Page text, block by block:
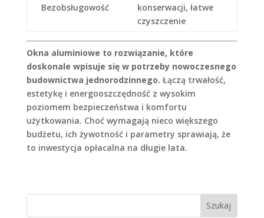
Bezobsługowość
konserwacji, łatwe
czyszczenie
Okna aluminiowe to rozwiązanie, które
doskonale wpisuje się w potrzeby nowoczesnego
budownictwa jednorodzinnego. Łączą trwałość,
estetykę i energooszczędność z wysokim
poziomem bezpieczeństwa i komfortu
użytkowania. Choć wymagają nieco większego
budżetu, ich żywotność i parametry sprawiają, że
to inwestycja opłacalna na długie lata.